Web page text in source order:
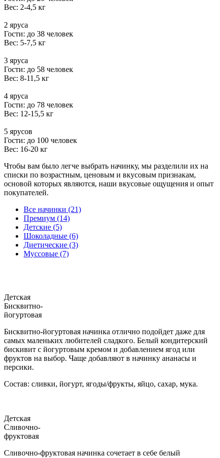
Вес: 2-4,5 кг
2 яруса
Гости: до 38 человек
Вес: 5-7,5 кг
3 яруса
Гости: до 58 человек
Вес: 8-11,5 кг
4 яруса
Гости: до 78 человек
Вес: 12-15,5 кг
5 ярусов
Гости: до 100 человек
Вес: 16-20 кг
Чтобы вам было легче выбрать начинку, мы разделили их на
списки по возрастным, ценовым и вкусовым признакам,
основой которых являются, наши вкусовые ощущения и опыт
покупателей.
Все начинки (21)
Премиум (14)
Детские (5)
Шоколадные (6)
Диетические (3)
Муссовые (7)
Детская
Бисквитно-
йогуртовая
Бисквитно-йогуртовая начинка отлично подойдет даже для
самых маленьких любителей сладкого. Белый кондитерский
бискивит с йогуртовым кремом и добавлением ягод или
фруктов на выбор. Чаще добавляют в начинку ананасы и
персики.
Состав: сливки, йогурт, ягоды/фрукты, яйцо, сахар, мука.
Детская
Сливочно-
фруктовая
Сливочно-фруктовая начинка сочетает в себе белый